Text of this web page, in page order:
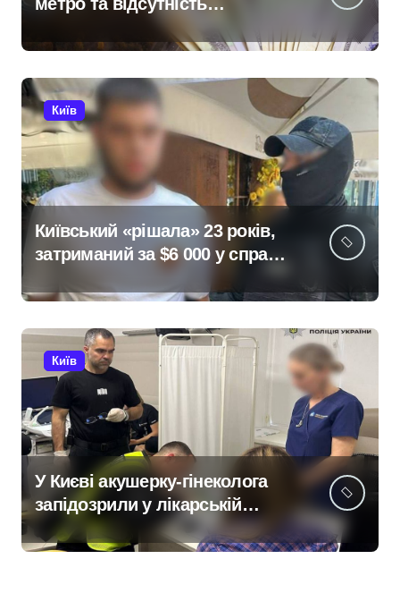
стратегії»: критика політики
безпеки Києва
Київ
Київський «рішала» 23 років,
затриманий за $6 000 у справі
мобілізації
Київ
У Києві акушерку-гінеколога
запідозрили у лікарській
недбалості після втрати
вагітності після операції